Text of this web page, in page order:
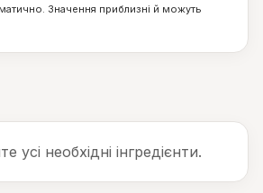
Значення приблизні й можуть
усі необхідні інгредієнти.